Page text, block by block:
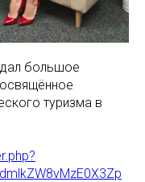
большое
туризма в